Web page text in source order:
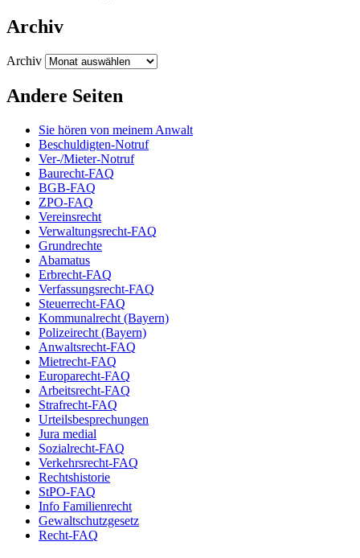
Archiv
Archiv
Andere Seiten
Sie hören von meinem Anwalt
Beschuldigten-Notruf
Ver-/Mieter-Notruf
Baurecht-FAQ
BGB-FAQ
ZPO-FAQ
Vereinsrecht
Verwaltungsrecht-FAQ
Grundrechte
Abamatus
Erbrecht-FAQ
Verfassungsrecht-FAQ
Steuerrecht-FAQ
Kommunalrecht (Bayern)
Polizeirecht (Bayern)
Anwaltsrecht-FAQ
Mietrecht-FAQ
Europarecht-FAQ
Arbeitsrecht-FAQ
Strafrecht-FAQ
Urteilsbesprechungen
Jura medial
Sozialrecht-FAQ
Verkehrsrecht-FAQ
Rechtshistorie
StPO-FAQ
Info Familienrecht
Gewaltschutzgesetz
Recht-FAQ